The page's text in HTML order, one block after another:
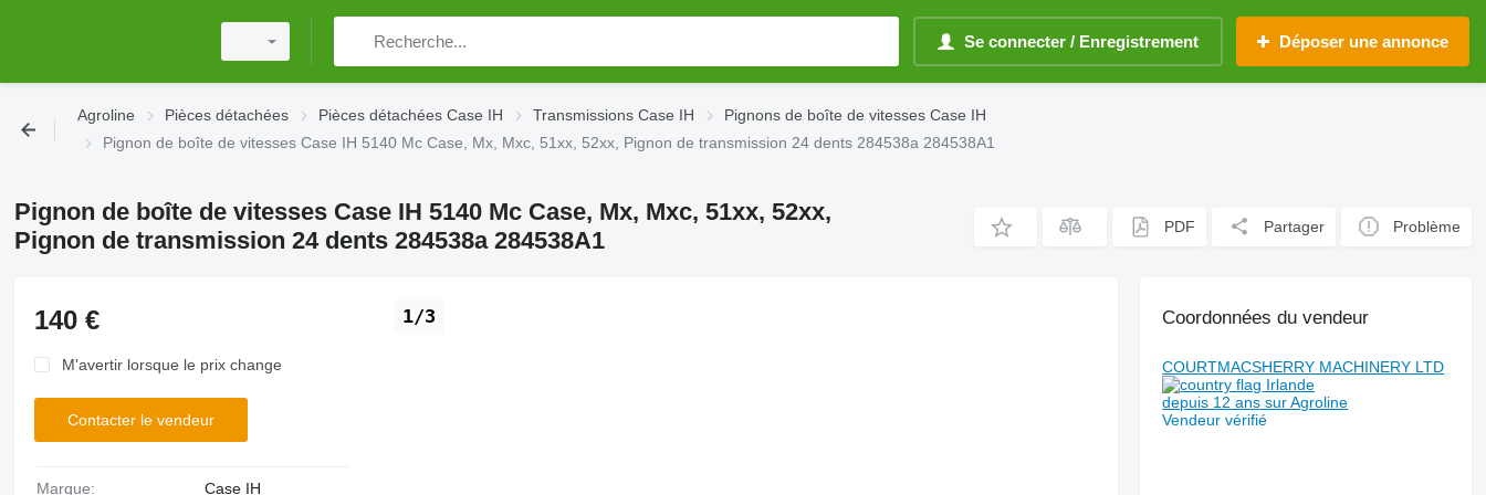
Se connecter / Enregistrement Déposer une annonce
Agroline Pièces détachées Pièces détachées Case IH Transmissions Case IH
Pignons de boîte de vitesses Case IH
Pignon de boîte de vitesses Case IH 5140 Mc Case, Mx, Mxc, 51xx, 52xx, Pignon de transmission 24 dents 284538a 284538A1
Pignon de boîte de vitesses Case IH 5140 Mc Case, Mx, Mxc, 51xx, 52xx,
Pignon de transmission 24 dents 284538a 284538A1
PDF Partager Problème
1/3
140 €
M'avertir lorsque le prix change
Contacter le vendeur
Marque: Case IH
Coordonnées du vendeur
COURTMACSHERRY MACHINERY LTD
Irlande
depuis 12 ans sur Agroline
Vendeur vérifié